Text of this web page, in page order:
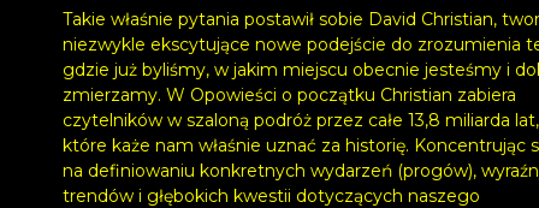
Takie właśnie pytania postawił sobie David Christian,
niezwykle ekscytujące nowe podejście do zrozumienia
gdzie już byliśmy, w jakim miejscu obecnie jesteśmy i
zmierzamy. W Opowieści o początku Christian zabiera
czytelników w szaloną podróż przez całe 13,8 miliarda lat,
które każe nam właśnie uznać za historię. Koncentrując
na definiowaniu konkretnych wydarzeń (progów),
trendów i głębokich kwestii dotyczących naszego